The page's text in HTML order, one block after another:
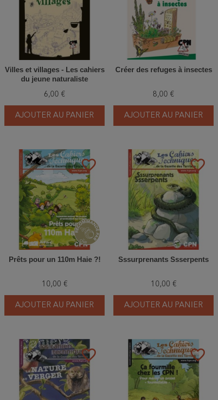
Villes et villages - Les cahiers
du jeune naturaliste
6,00 €
AJOUTER AU PANIER
Créer des refuges à insectes
8,00 €
AJOUTER AU PANIER
favorite_border
Prêts pour un 110m Haie ?!
10,00 €
AJOUTER AU PANIER
favorite_border
Sssurprenants Ssserpents
10,00 €
AJOUTER AU PANIER
favorite_border favorite_border